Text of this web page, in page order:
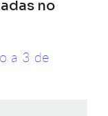
no
a 3 de